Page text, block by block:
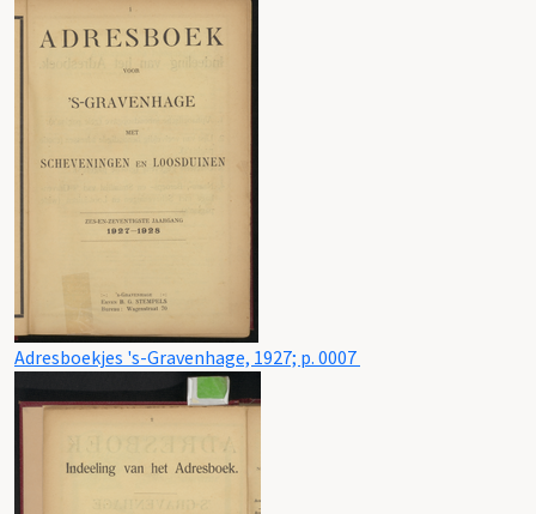
Adresboekjes 's-Gravenhage, 1927; p. 0007